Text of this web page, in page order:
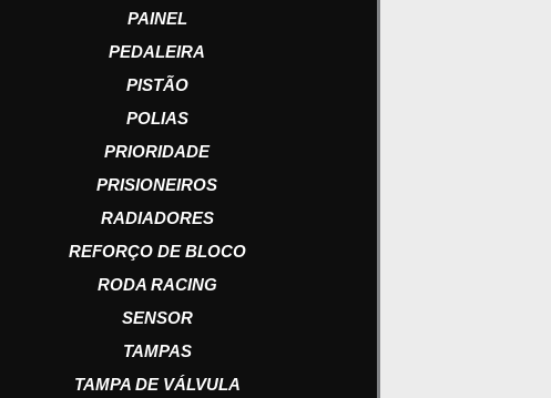
PAINEL
PEDALEIRA
PISTÃO
POLIAS
PRIORIDADE
PRISIONEIROS
RADIADORES
REFORÇO DE BLOCO
RODA RACING
SENSOR
TAMPAS
TAMPA DE VÁLVULA